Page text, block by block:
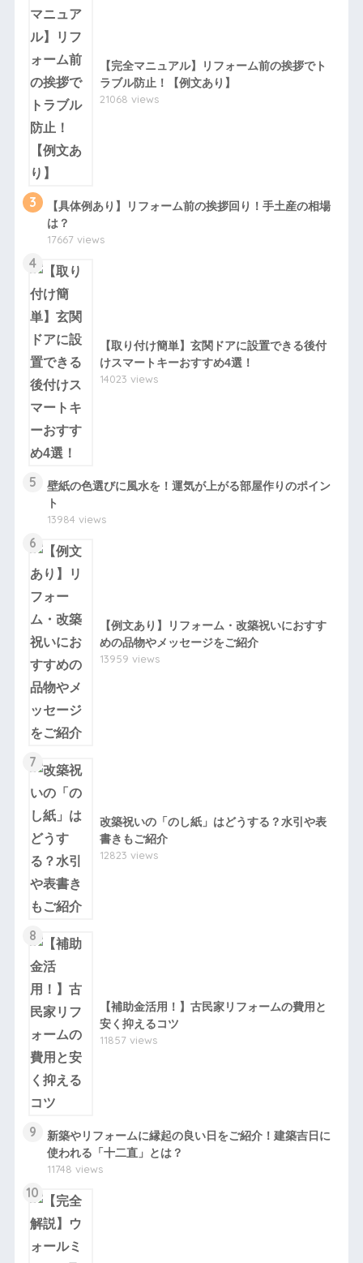
【完全マニュアル】リフォーム前の挨拶でト
ラブル防止！【例文あり】
21068 views
3
【具体例あり】リフォーム前の挨拶回り！手土産の相場
は？
17667 views
4
【取り付け簡単】玄関ドアに設置できる後付
けスマートキーおすすめ4選！
14023 views
5
壁紙の色選びに風水を！運気が上がる部屋作りのポイン
ト
13984 views
6
【例文あり】リフォーム・改築祝いにおすす
めの品物やメッセージをご紹介
13959 views
7
改築祝いの「のし紙」はどうする？水引や表
書きもご紹介
12823 views
8
【補助金活用！】古民家リフォームの費用と
安く抑えるコツ
11857 views
9
新築やリフォームに縁起の良い日をご紹介！建築吉日に
使われる「十二直」とは？
11748 views
10